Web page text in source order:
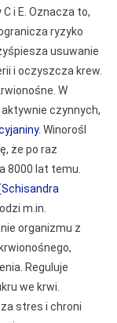
i E. Oznacza to,
ryzyko
usuwanie
i oczyszcza krew.
W
czynnych,
. Winorośl
że po raz
8000 lat temu.
Schisandra
m.in.
organizmu z
Reguluje
we krwi.
stres i chroni